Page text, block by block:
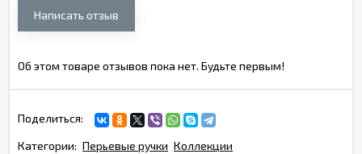
Написать отзыв
Об этом товаре отзывов пока нет. Будьте первым!
Поделиться:
Категории: Перьевые ручки Коллекции